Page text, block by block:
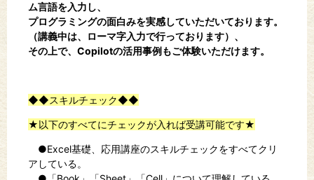
ム言語を入力し、
プログラミングの面白みを実感していただいております。
（講義中は、ローマ字入力で行っております）、
その上で、Copilotの活用事例もご体験いただけます。
◆◆スキルチェック◆◆
★以下のすべてにチェックが入れば受講可能です★
●Excel基礎、応用講座のスキルチェックをすべてクリ
アしている。